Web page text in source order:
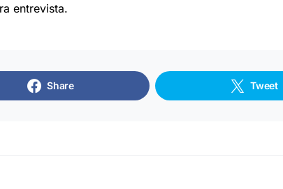
entrevista.
Share Tweet